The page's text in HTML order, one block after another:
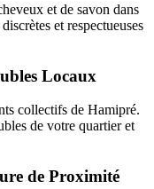
et de savon dans
et respectueuses
Locaux
collectifs de Hamipré.
de votre quartier et
de Proximité